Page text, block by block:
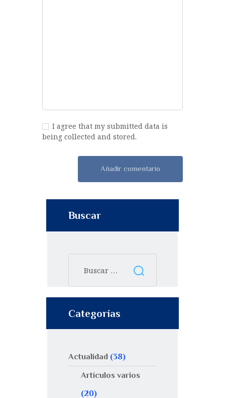
I agree that my submitted data is
being collected and stored.
Buscar
Categorías
Actualidad (38)
Artículos varios
(20)